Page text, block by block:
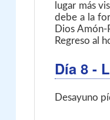
lugar más
debe a la
Dios
Regreso al
Día 8 -
Desayuno